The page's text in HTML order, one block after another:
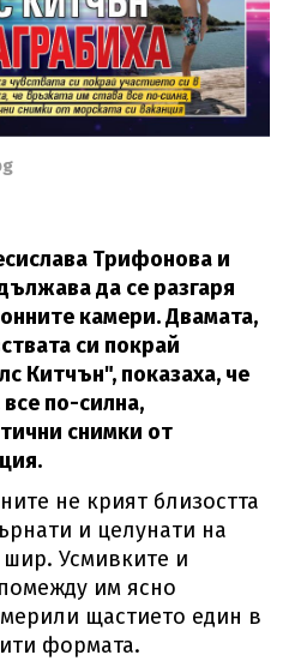
Трифонова и
да се разгаря
камери. Двамата,
си покрай
Китчън", показаха, че
по-силна,
снимки от
не крият близостта
и целунати на
Усмивките и
им ясно
щастието един в
формата.